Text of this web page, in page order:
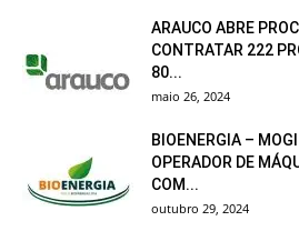
ARAUCO ABRE
CONTRATAR 222
80...
maio 26, 2024
BIOENERGIA –
OPERADOR DE
COM...
outubro 29, 2024